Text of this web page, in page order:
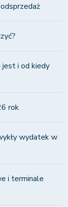
jest i od kiedy
rok
wydatek w
i terminale